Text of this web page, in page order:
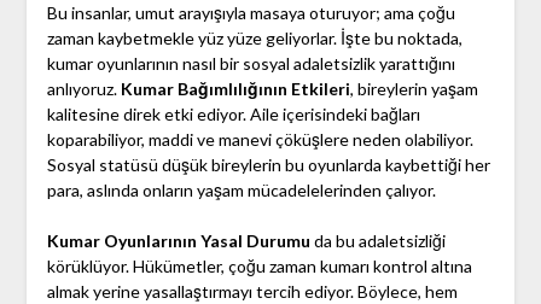
Bu insanlar, umut arayışıyla masaya oturuyor; ama çoğu
zaman kaybetmekle yüz yüze geliyorlar. İşte bu noktada,
kumar oyunlarının nasıl bir sosyal adaletsizlik yarattığını
anlıyoruz. Kumar Bağımlılığının Etkileri, bireylerin yaşam
kalitesine direk etki ediyor. Aile içerisindeki bağları
koparabiliyor, maddi ve manevi çöküşlere neden olabiliyor.
Sosyal statüsü düşük bireylerin bu oyunlarda kaybettiği her
para, aslında onların yaşam mücadelelerinden çalıyor.
Kumar Oyunlarının Yasal Durumu da bu adaletsizliği
körüklüyor. Hükümetler, çoğu zaman kumarı kontrol altına
almak yerine yasallaştırmayı tercih ediyor. Böylece, hem